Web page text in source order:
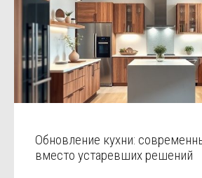
Обновление кухни:
вместо устаревших решений